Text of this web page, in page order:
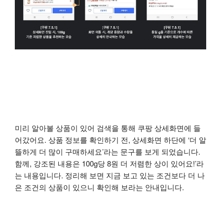
미리 알아볼 상품이 있어 검색을 통해 쿠팡 상세화면에 들
어갔어요. 상품 정보를 확인하기 전, 상세화면 하단에 ‘더 알
뜰하게 더 많이 구매하세요’라는 문구를 보게 되었습니다.
함께, 강조된 내용은 100g당 8원 더 저렴한 상이 있어요!’라
는 내용입니다. 정리해 보면 지금 보고 있는 조건보다 더 나
은 조건의 상품이 있으니 확인해 보라는 안내입니다.